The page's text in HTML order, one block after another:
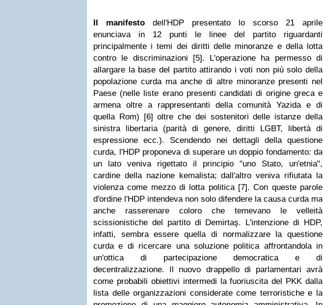
Il manifesto dell'HDP presentato lo scorso 21 aprile
enunciava in 12 punti le linee del partito riguardanti
principalmente i temi dei diritti delle minoranze e della lotta
contro le discriminazioni [5]. L'operazione ha permesso di
allargare la base del partito attirando i voti non più solo della
popolazione curda ma anche di altre minoranze presenti nel
Paese (nelle liste erano presenti candidati di origine greca e
armena oltre a rappresentanti della comunità Yazida e di
quella Rom) [6] oltre che dei sostenitori delle istanze della
sinistra libertaria (parità di genere, diritti LGBT, libertà di
espressione ecc.). Scendendo nei dettagli della questione
curda, l'HDP proponeva di superare un doppio fondamento: da
un lato veniva rigettato il principio "uno Stato, un'etnia",
cardine della nazione kemalista; dall'altro veniva rifiutata la
violenza come mezzo di lotta politica [7]. Con queste parole
d'ordine l'HDP intendeva non solo difendere la causa curda ma
anche rasserenare coloro che temevano le velleità
scissionistiche del partito di Demirtaş. L'intenzione di HDP,
infatti, sembra essere quella di normalizzare la questione
curda e di ricercare una soluzione politica affrontandola in
un'ottica di partecipazione democratica e di
decentralizzazione. Il nuovo drappello di parlamentari avrà
come probabili obiettivi intermedi la fuoriuscita del PKK dalla
lista delle organizzazioni considerate come terroristiche e la